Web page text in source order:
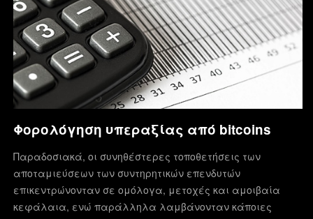
Φορολόγηση υπεραξίας από bitcoins
Παραδοσιακά, οι συνηθέστερες τοποθετήσεις των
αποταμιεύσεων των συντηρητικών επενδυτών
επικεντρώνονταν σε ομόλογα, μετοχές και αμοιβαία
κεφάλαια, ενώ παράλληλα λαμβάνονταν κάποιες